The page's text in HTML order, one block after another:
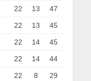
22 13 47
22 13 45
22 14 45
22 14 44
22 8 29